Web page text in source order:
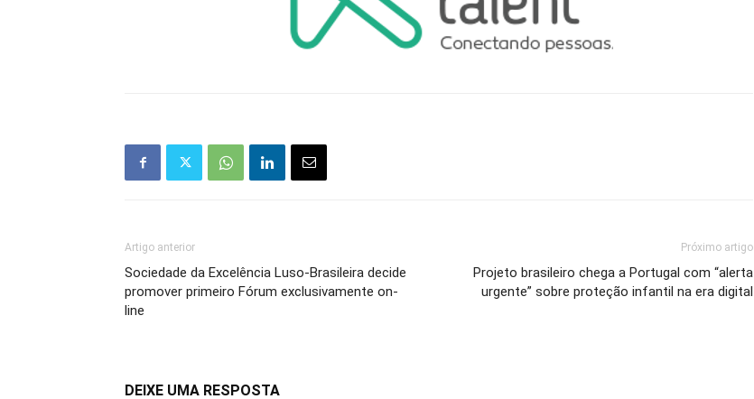
Artigo anterior
Sociedade da Excelência Luso-Brasileira decide
promover primeiro Fórum exclusivamente on-
line
Próximo artigo
Projeto brasileiro chega a Portugal com “alerta
urgente” sobre proteção infantil na era digital
DEIXE UMA RESPOSTA